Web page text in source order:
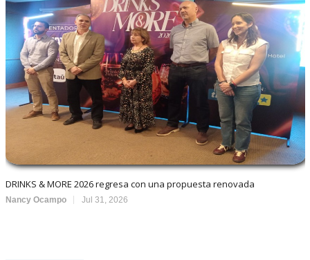
DRINKS & MORE 2026 regresa con una propuesta renovada
Nancy Ocampo Jul 31, 2026